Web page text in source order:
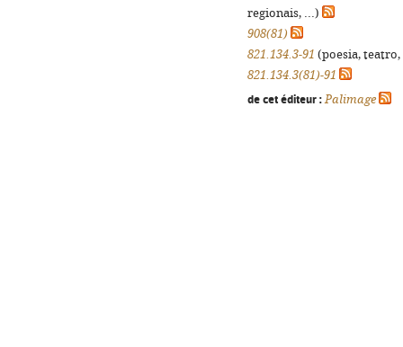
regionais, ...)
908(81)
821.134.3-91 (poesia,
821.134.3(81)-91
de cet éditeur : Palimage